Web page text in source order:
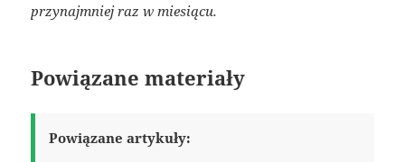
przynajmniej raz w miesiącu.
Powiązane materiały
Powiązane artykuły: